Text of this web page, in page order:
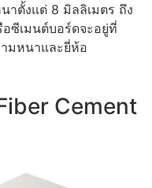
าตั้งแต่ 8 มิลลิเมตร ถึง
ซีเมนต์บอร์ดจะอยู่ที่
มหนาและยี่ห้อ
Cement